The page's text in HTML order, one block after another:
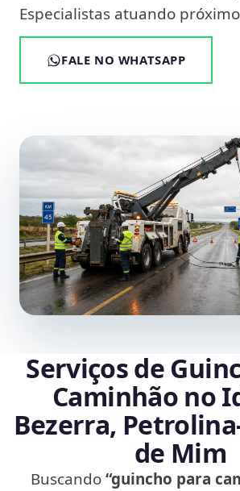
Especialistas atuando
FALE NO WHATSAPP
Serviços de
Caminhão no
Bezerra,
de Mim
Buscando“guincho para